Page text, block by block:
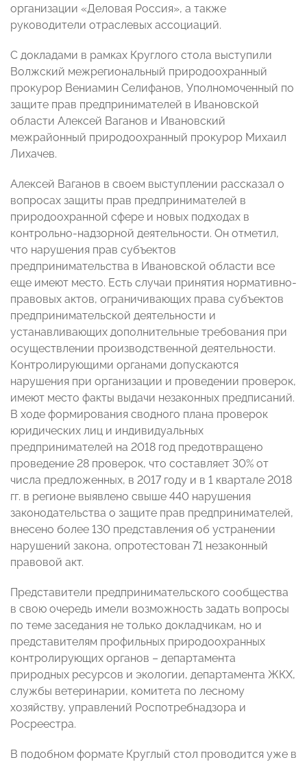
организации «Деловая Россия», а также
руководители отраслевых ассоциаций.
С докладами в рамках Круглого стола выступили
Волжский межрегиональный природоохранный
прокурор Вениамин Селифанов, Уполномоченный по
защите прав предпринимателей в Ивановской
области Алексей Ваганов и Ивановский
межрайонный природоохранный прокурор Михаил
Лихачев.
Алексей Ваганов в своем выступлении рассказал о
вопросах защиты прав предпринимателей в
природоохранной сфере и новых подходах в
контрольно-надзорной деятельности. Он отметил,
что нарушения прав субъектов
предпринимательства в Ивановской области все
еще имеют место. Есть случаи принятия нормативно-
правовых актов, ограничивающих права субъектов
предпринимательской деятельности и
устанавливающих дополнительные требования при
осуществлении производственной деятельности.
Контролирующими органами допускаются
нарушения при организации и проведении проверок,
имеют место факты выдачи незаконных предписаний.
В ходе формирования сводного плана проверок
юридических лиц и индивидуальных
предпринимателей на 2018 год предотвращено
проведение 28 проверок, что составляет 30% от
числа предложенных, в 2017 году и в 1 квартале 2018
гг. в регионе выявлено свыше 440 нарушения
законодательства о защите прав предпринимателей,
внесено более 130 представления об устранении
нарушений закона, опротестован 71 незаконный
правовой акт.
Представители предпринимательского сообщества
в свою очередь имели возможность задать вопросы
по теме заседания не только докладчикам, но и
представителям профильных природоохранных
контролирующих органов – департамента
природных ресурсов и экологии, департамента ЖКХ,
службы ветеринарии, комитета по лесному
хозяйству, управлений Роспотребнадзора и
Росреестра.
В подобном формате Круглый стол проводится уже в